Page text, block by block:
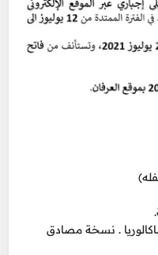
. نسخة مصادق